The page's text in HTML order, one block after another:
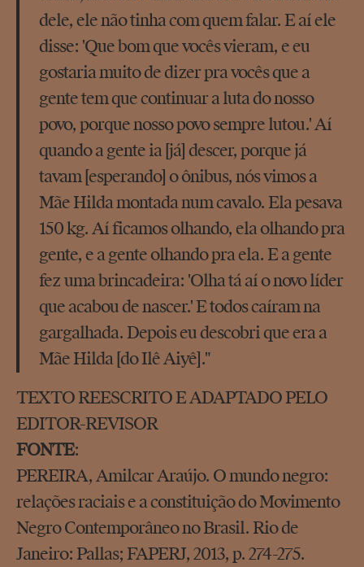
dele, ele não tinha com quem falar. E aí ele
disse: 'Que bom que vocês vieram, e eu
gostaria muito de dizer pra vocês que a
gente tem que continuar a luta do nosso
povo, porque nosso povo sempre lutou.' Aí
quando a gente ia [já] descer, porque já
tavam [esperando] o ônibus, nós vimos a
Mãe Hilda montada num cavalo. Ela pesava
150 kg. Aí ficamos olhando, ela olhando pra
gente, e a gente olhando pra ela. E a gente
fez uma brincadeira: 'Olha tá aí o novo líder
que acabou de nascer.' E todos caíram na
gargalhada. Depois eu descobri que era a
Mãe Hilda [do Ilê Aiyê]."
TEXTO REESCRITO E ADAPTADO PELO
EDITOR-REVISOR
FONTE:
PEREIRA, Amilcar Araújo. O mundo negro:
relações raciais e a constituição do Movimento
Negro Contemporâneo no Brasil. Rio de
Janeiro: Pallas; FAPERJ, 2013, p. 274-275.